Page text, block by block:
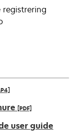
[PDF]
user guide